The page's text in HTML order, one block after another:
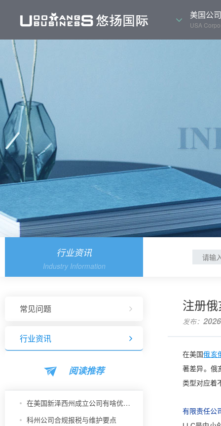
美国公
USA
行业资讯
Industry Information
常见问题
行业资讯
阅读推荐
在美国新泽西州成立公司有啥优势？
科州公司合规报税与维护要点
注册
发布：
在美国俄亥
著差异。俄
类型对应着
有限责任公